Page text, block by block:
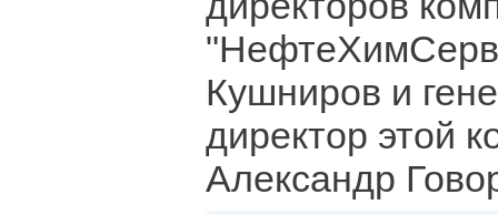
Кушниров и
директор этой
Александр